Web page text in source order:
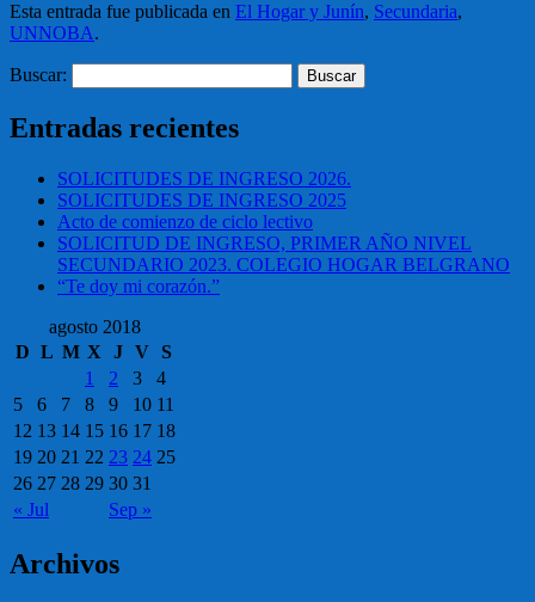
Esta entrada fue publicada en El Hogar y Junín, Secundaria,
UNNOBA.
Buscar:
Entradas recientes
SOLICITUDES DE INGRESO 2026.
SOLICITUDES DE INGRESO 2025
Acto de comienzo de ciclo lectivo
SOLICITUD DE INGRESO, PRIMER AÑO NIVEL
SECUNDARIO 2023. COLEGIO HOGAR BELGRANO
“Te doy mi corazón.”
agosto 2018
D L M X J V S
« Jul Sep »
1 2 3
4
5
6 7 8 9 10 11
12 13 14 15 16 17 18
19 20 21 22 23 24 25
26 27 28 29 30 31
Archivos